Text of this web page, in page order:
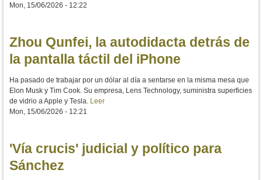
Mon, 15/06/2026 - 12:22
Zhou Qunfei, la autodidacta detrás de
la pantalla táctil del iPhone
Ha pasado de trabajar por un dólar al día a sentarse en la misma mesa que
Elon Musk y Tim Cook. Su empresa, Lens Technology, suministra superficies
de vidrio a Apple y Tesla. Leer
Mon, 15/06/2026 - 12:21
'Vía crucis' judicial y político para
Sánchez